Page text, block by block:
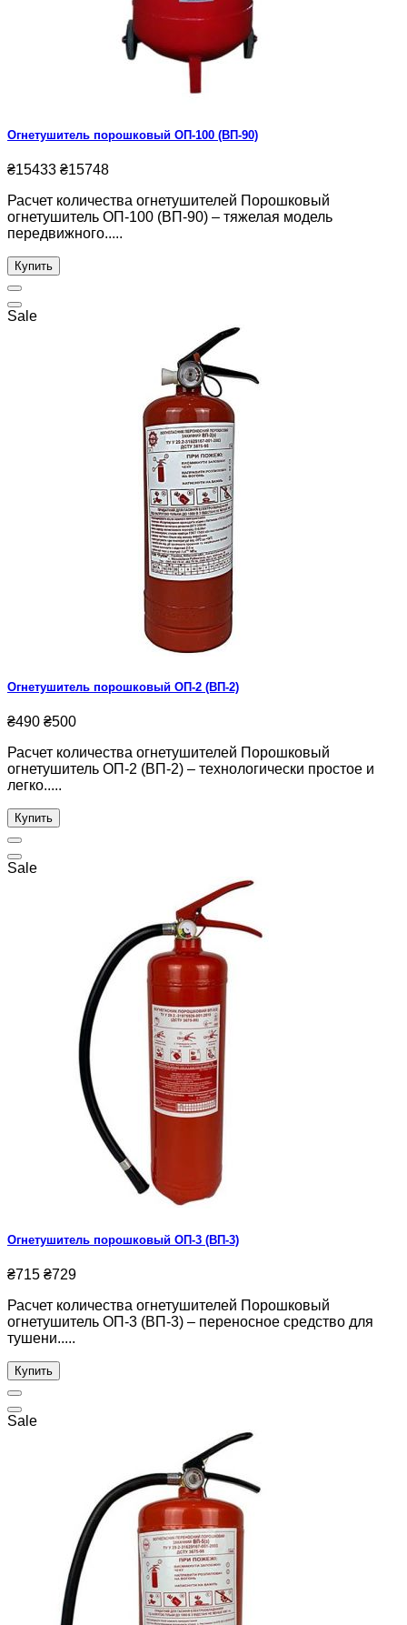
Огнетушитель порошковый ОП-100 (ВП-90)
₴15433 ₴15748
Расчет количества огнетушителей Порошковый
огнетушитель ОП-100 (ВП-90) – тяжелая модель
передвижного.....
Купить
Sale
Огнетушитель порошковый ОП-2 (ВП-2)
₴490 ₴500
Расчет количества огнетушителей Порошковый
огнетушитель ОП-2 (ВП-2) – технологически простое и
легко.....
Купить
Sale
Огнетушитель порошковый ОП-3 (ВП-3)
₴715 ₴729
Расчет количества огнетушителей Порошковый
огнетушитель ОП-3 (ВП-3) – переносное средство для
тушени.....
Купить
Sale